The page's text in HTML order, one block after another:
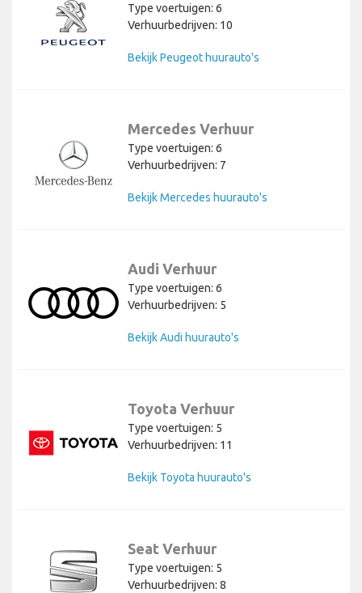
Type voertuigen: 6
Verhuurbedrijven: 10
Bekijk Peugeot huurauto's
Mercedes Verhuur
Type voertuigen: 6
Verhuurbedrijven: 7
Bekijk Mercedes huurauto's
Audi Verhuur
Type voertuigen: 6
Verhuurbedrijven: 5
Bekijk Audi huurauto's
Toyota Verhuur
Type voertuigen: 5
Verhuurbedrijven: 11
Bekijk Toyota huurauto's
Seat Verhuur
Type voertuigen: 5
Verhuurbedrijven: 8